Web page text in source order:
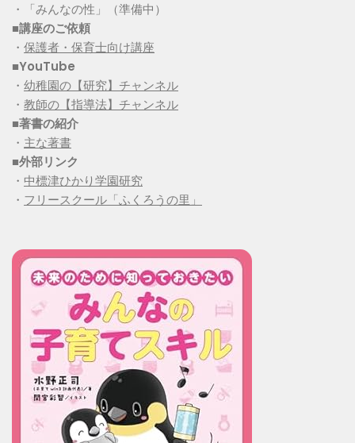
・「みんなの性」（準備中）
■講座のご依頼
・ 保護者・保育士向け講座
■YouTube
・ 幼稚園の【研究】チャンネル
・ 教師の【指導法】チャンネル
■著書の紹介
・ 主な著書
■外部リンク
・ 中標津ひかり学園研究
・ フリースクール「ふくろうの里」